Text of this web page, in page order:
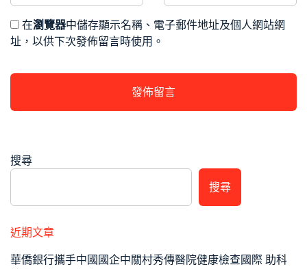
在瀏覽器中儲存顯示名稱、電子郵件地址及個人網站網
址，以供下次發佈留言時使用。
搜尋
搜尋
近期文章
華僑銀行攜手中國國企中關村秀傳醫院健康檢查國際 助科